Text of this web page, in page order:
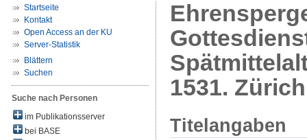
Startseite
Kontakt
Open Access an der KU
Server-Statistik
Blättern
Suchen
Suche nach Personen
im Publikationsserver
bei BASE
1531.
Titelangaben